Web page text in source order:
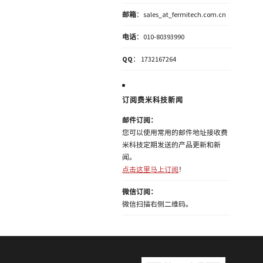
邮箱：sales_at_fermitech.com.cn
电话：010-80393990
QQ ： 1732167264
订阅费米科技新闻
邮件订阅：
您可以使用常用的邮件地址接收费
米科技定期发送的产品更新和新
闻。
点击这里马上订阅 ！
微信订阅：
微信扫描右侧二维码。